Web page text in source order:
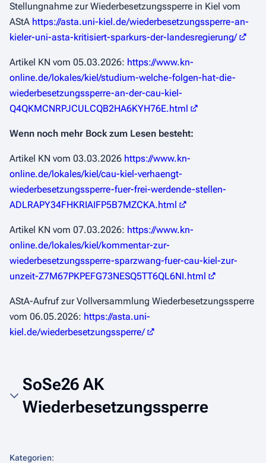
Stellungnahme zur Wiederbesetzungssperre in Kiel vom
AStA https://asta.uni-kiel.de/wiederbesetzungssperre-an-
kieler-uni-asta-kritisiert-sparkurs-der-landesregierung/
Artikel KN vom 05.03.2026: https://www.kn-
online.de/lokales/kiel/studium-welche-folgen-hat-die-
wiederbesetzungssperre-an-der-cau-kiel-
Q4QKMCNRPJCULCQB2HA6KYH76E.html
Wenn noch mehr Bock zum Lesen besteht:
Artikel KN vom 03.03.2026 https://www.kn-
online.de/lokales/kiel/cau-kiel-verhaengt-
wiederbesetzungssperre-fuer-frei-werdende-stellen-
ADLRAPY34FHKRIAIFP5B7MZCKA.html
Artikel KN vom 07.03.2026: https://www.kn-
online.de/lokales/kiel/kommentar-zur-
wiederbesetzungssperre-sparzwang-fuer-cau-kiel-zur-
unzeit-Z7M67PKPEFG73NESQ5TT6QL6NI.html
AStA-Aufruf zur Vollversammlung Wiederbesetzungssperre
vom 06.05.2026: https://asta.uni-
kiel.de/wiederbesetzungssperre/
SoSe26 AK
Wiederbesetzungssperre
Kategorien: